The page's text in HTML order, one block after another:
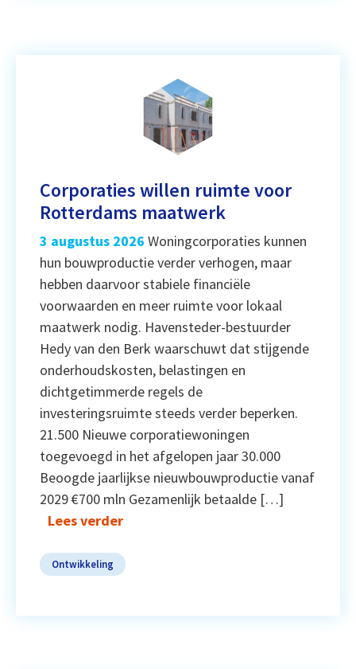
Corporaties willen ruimte voor
Rotterdams maatwerk
3 augustus 2026 Woningcorporaties kunnen
hun bouwproductie verder verhogen, maar
hebben daarvoor stabiele financiële
voorwaarden en meer ruimte voor lokaal
maatwerk nodig. Havensteder-bestuurder
Hedy van den Berk waarschuwt dat stijgende
onderhoudskosten, belastingen en
dichtgetimmerde regels de
investeringsruimte steeds verder beperken.
21.500 Nieuwe corporatiewoningen
toegevoegd in het afgelopen jaar 30.000
Beoogde jaarlijkse nieuwbouwproductie vanaf
2029 €700 mln Gezamenlijk betaalde […]
Lees verder
Ontwikkeling